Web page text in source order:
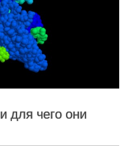
для чего они